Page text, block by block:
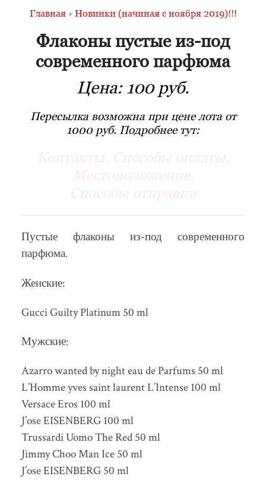
Главная › Новинки (начиная с ноября 2019)!!!
Флаконы пустые из-под
современного парфюма
Цена: 100 руб.
Пересылка возможна при цене лота от
1000 руб. Подробнее тут:
Пустые флаконы из-под современного
парфюма.
Женские:
Gucci Guilty Platinum 50 ml
Мужские:
Azarro wanted by night eau de Parfums 50 ml
L’Homme yves saint laurent L’Intense 100 ml
Versace Eros 100 ml
J’ose EISENBERG 100 ml
Trussardi Uomo The Red 50 ml
Jimmy Choo Man Ice 50 ml
J’ose EISENBERG 50 ml